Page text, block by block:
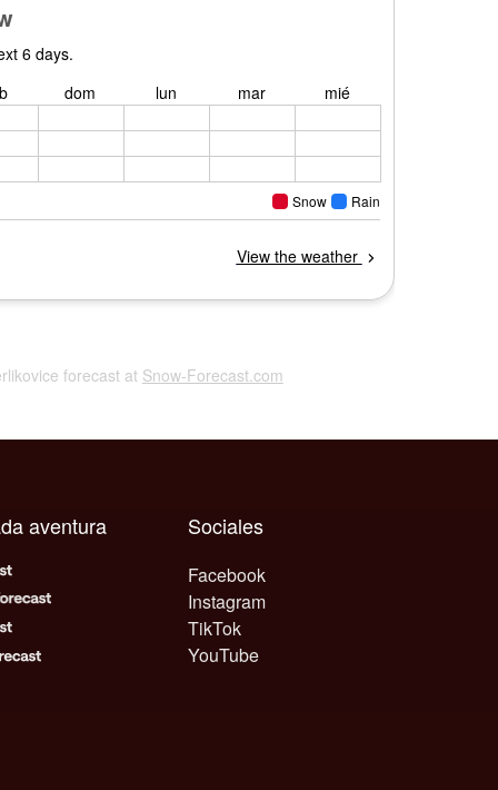
forecast at Snow-Forecast.com
Sociales
Facebook
Instagram
TikTok
YouTube
aventura